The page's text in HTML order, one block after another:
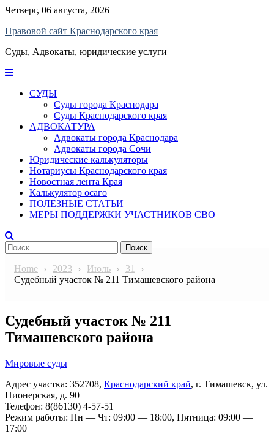
Skip
content
Четверг, 06 августа, 2026
Правовой сайт Краснодарского края
Суды, Адвокаты, юридические услуги
СУДЫ
Суды города Краснодара
Суды Краснодарского края
АДВОКАТУРА
Адвокаты города Краснодара
Адвокаты города Сочи
Юридические калькуляторы
Нотариусы Краснодарского края
Новостная лента Края
Калькулятор осаго
ПОЛЕЗНЫЕ СТАТЬИ
МЕРЫ ПОДДЕРЖКИ УЧАСТНИКОВ СВО
Найти:
Home 2023 Июль
31
Судебный участок № 211 Тимашевского района
Судебный участок № 211
Тимашевского района
Мировые суды
Адрес участка: 352708, Краснодарский край, г. Тимашевск, ул.
Пионерская, д. 90
Телефон: 8(86130) 4-57-51
Режим работы: Пн — Чт: 09:00 — 18:00, Пятница: 09:00 —
17:00